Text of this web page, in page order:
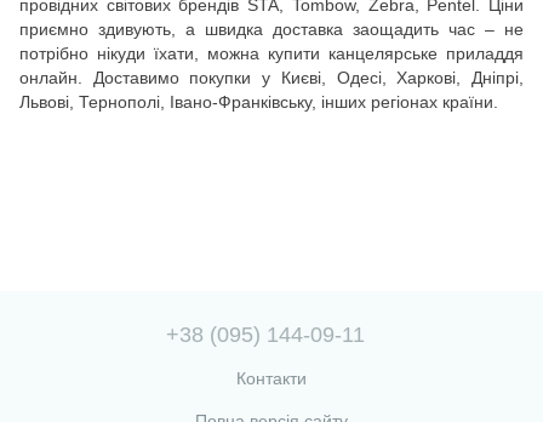
провідних світових брендів STA, Tombow, Zebra, Pentel. Ціни
приємно здивують, а швидка доставка заощадить час – не
потрібно нікуди їхати, можна купити канцелярське приладдя
онлайн. Доставимо покупки у Києві, Одесі, Харкові, Дніпрі,
Львові, Тернополі, Івано-Франківську, інших регіонах країни.
+38 (095) 144-09-11
Контакти